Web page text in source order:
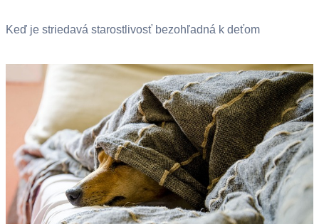
Keď je striedavá starostlivosť bezohľadná k deťom